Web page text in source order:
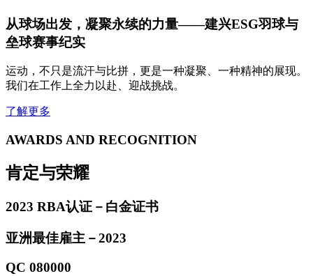
从球场出发，凝聚永续的力量——建兴ESG羽球与
垒球赛事纪实
运动，不只是流汗与比拼，更是一种凝聚、一种精神的展现。
我们在工作上全力以赴、迎战挑战。
了解更多
AWARDS AND RECOGNITION
肯定与荣耀
2023 RBA认证－白金证书
亚洲最佳雇主－2023
QC 080000